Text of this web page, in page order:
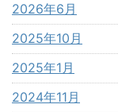
2026年6月
2025年10月
2025年1月
2024年11月